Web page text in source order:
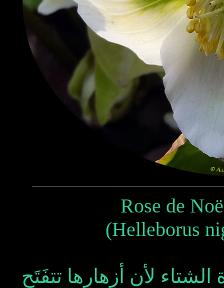
Rose de
(Helleborus
لأن أزهارها تتفَتَح